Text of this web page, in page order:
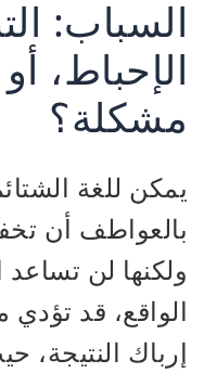
السباب:
الإحباط،
مشكلة؟
يمكن للغة
بالعواطف أن
ولكنها لن
الواقع، قد تؤدي
إرباك النتيجة،